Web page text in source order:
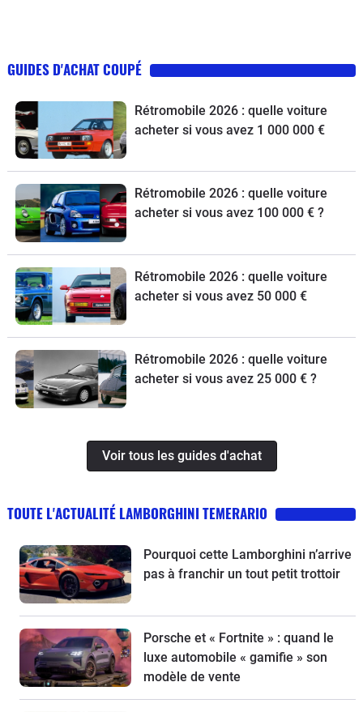
GUIDES D'ACHAT COUPÉ
Rétromobile 2026 : quelle voiture
acheter si vous avez 1 000 000 €
Rétromobile 2026 : quelle voiture
acheter si vous avez 100 000 € ?
Rétromobile 2026 : quelle voiture
acheter si vous avez 50 000 €
Rétromobile 2026 : quelle voiture
acheter si vous avez 25 000 € ?
Voir tous les guides d'achat
TOUTE L'ACTUALITÉ LAMBORGHINI TEMERARIO
Pourquoi cette Lamborghini n’arrive
pas à franchir un tout petit trottoir
Porsche et « Fortnite » : quand le
luxe automobile « gamifie » son
modèle de vente